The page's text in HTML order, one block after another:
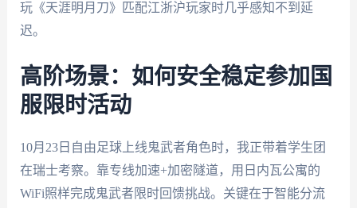
玩《天涯明月刀》匹配江浙沪玩家时几乎感知不到延
迟。
高阶场景：如何安全稳定参加国
服限时活动
10月23日自由足球上线鬼武者角色时，我正带着学生团
在瑞士考察。靠专线加速+加密隧道，用日内瓦公寓的
WiFi照样完成鬼武者限时回馈挑战。关键在于智能分流